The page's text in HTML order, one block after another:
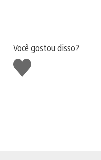
Você gostou disso?
Curtir